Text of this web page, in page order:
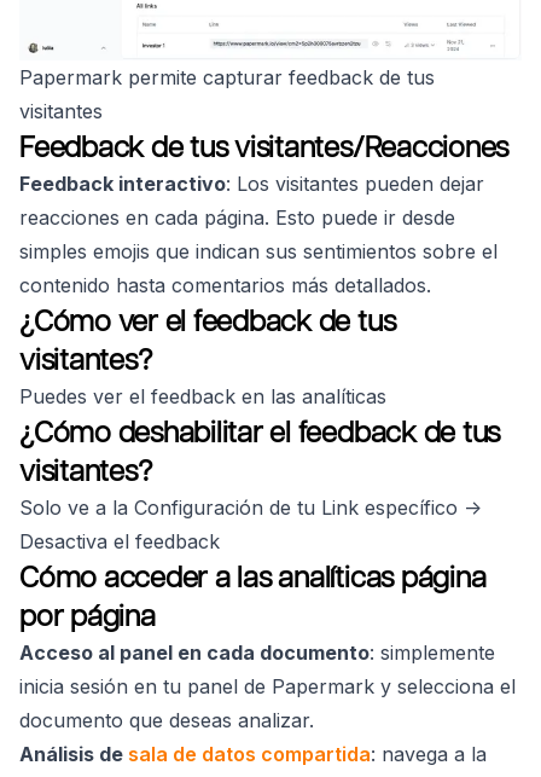
Papermark permite capturar feedback de tus
visitantes
Feedback de tus visitantes/Reacciones
Feedback interactivo: Los visitantes pueden dejar
reacciones en cada página. Esto puede ir desde
simples emojis que indican sus sentimientos sobre el
contenido hasta comentarios más detallados.
¿Cómo ver el feedback de tus
visitantes?
Puedes ver el feedback en las analíticas
¿Cómo deshabilitar el feedback de tus
visitantes?
Solo ve a la Configuración de tu Link específico ->
Desactiva el feedback
Cómo acceder a las analíticas página
por página
Acceso al panel en cada documento: simplemente
inicia sesión en tu panel de Papermark y selecciona el
documento que deseas analizar.
Análisis de sala de datos compartida: navega a la